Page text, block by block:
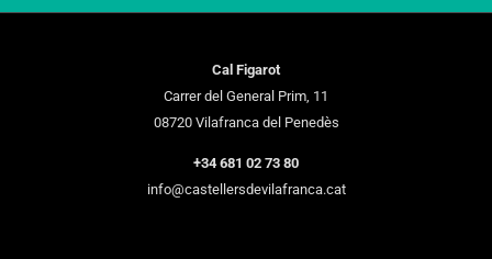
Cal Figarot
Carrer del General Prim, 11
08720 Vilafranca del Penedès
+34 681 02 73 80
info@castellersdevilafranca.cat